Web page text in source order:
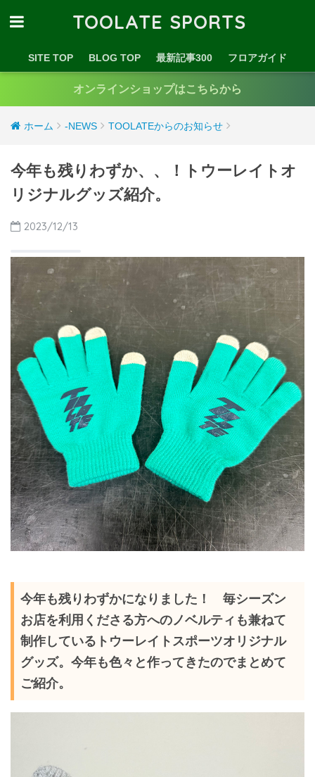
TOOLATE SPORTS
SITE TOP BLOG TOP 最新記事300 フロアガイド
オンラインショップはこちらから
ホーム -NEWS TOOLATEからのお知らせ
今年も残りわずか、、！トウーレイトオ
リジナルグッズ紹介。
2023/12/13
今年も残りわずかになりました！ 毎シーズン
お店を利用くださる方へのノベルティも兼ねて
制作しているトウーレイトスポーツオリジナル
グッズ。今年も色々と作ってきたのでまとめて
ご紹介。